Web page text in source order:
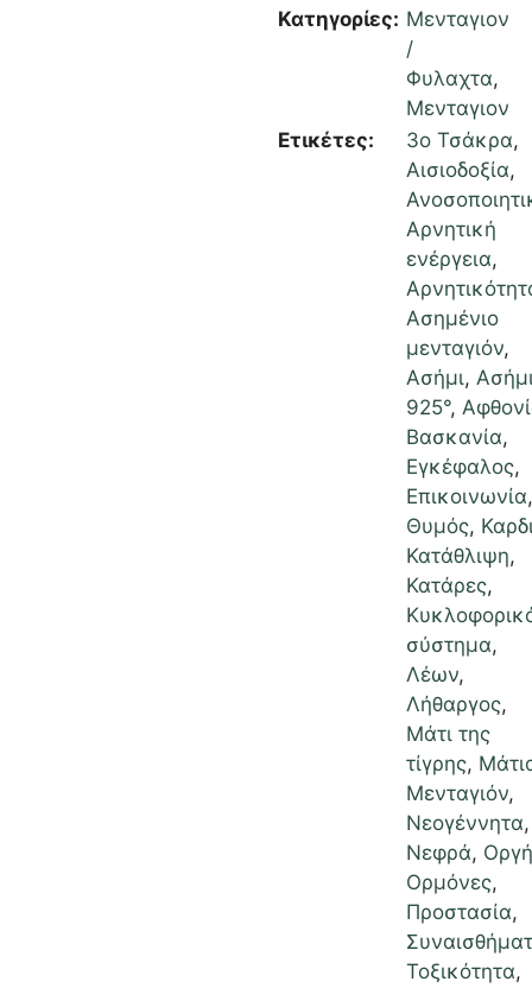
Κατηγορίες: Μενταγιον
/
Φυλαχτα,
Μενταγιον
Ετικέτες:
3ο Τσάκρα,
Αισιοδοξία,
Αρνητική
ενέργεια,
Ασημένιο
μενταγιόν,
Ασήμι,
925°,
Βασκανία,
Εγκέφαλος,
Επικοινωνία,
Θυμός,
Κατάθλιψη,
Κατάρες,
σύστημα,
Λέων,
Λήθαργος,
Μάτι της
τίγρης,
Μενταγιόν,
Νεογέννητα,
Νεφρά, Οργή
Ορμόνες,
Προστασία,
Τοξικότητα,